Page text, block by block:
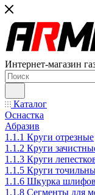
Интернет-магазин
Каталог
Оснастка
Абразив
1.1.1 Круги отрезные
1.1.2 Круги
1.1.3 Круги
1.1.5 Круги
1.1.6 Шкурка
1.1.8 Сегменты для